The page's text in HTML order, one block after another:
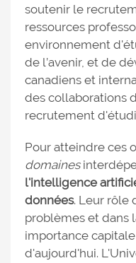
soutenir le
ressources
environnement
de l’avenir, et de
canadiens et
des collaborations
recrutement
Pour atteindre ces
domaines
l'intelligence
données. Leur rôle
problèmes et dans
importance
d'aujourd'hui.